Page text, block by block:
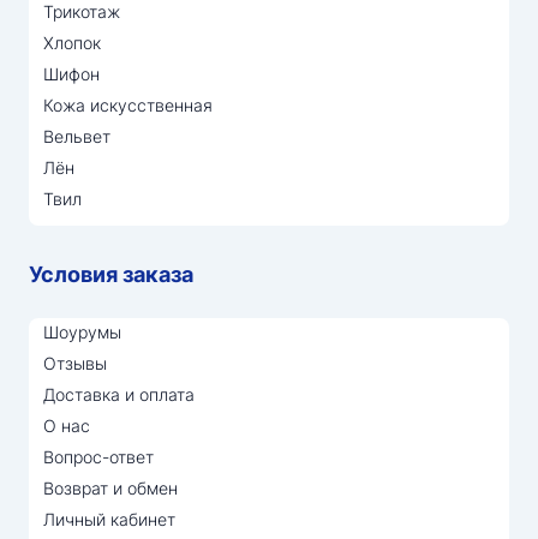
Трикотаж
Хлопок
Шифон
Кожа искусственная
Вельвет
Лён
Твил
Условия заказа
Шоурумы
Отзывы
Доставка и оплата
О нас
Вопрос-ответ
Возврат и обмен
Личный кабинет